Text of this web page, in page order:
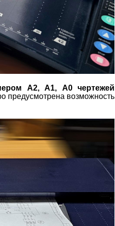
А2, А1, А0 чертежей
предусмотрена возможность